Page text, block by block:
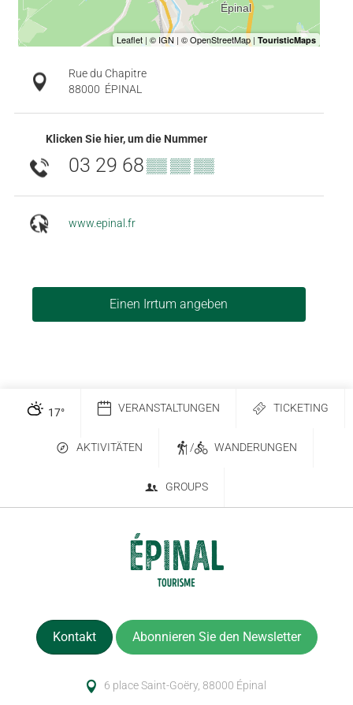
Rue du Chapitre
88000 ÉPINAL
Klicken Sie hier, um die Nummer
03 29 68▒▒ ▒▒ ▒▒
www.epinal.fr
Einen Irrtum angeben
17° VERANSTALTUNGEN TICKETING
AKTIVITÄTEN / WANDERUNGEN
GROUPS
Kontakt Abonnieren Sie den Newsletter
6 place Saint-Goëry, 88000 Épinal